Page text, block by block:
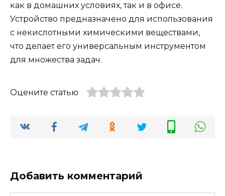
как в домашних условиях, так и в офисе.
Устройство предназначено для использования
с некислотными химическими веществами,
что делает его универсальным инструментом
для множества задач​​​​​​.
Оцените статью
Добавить комментарий